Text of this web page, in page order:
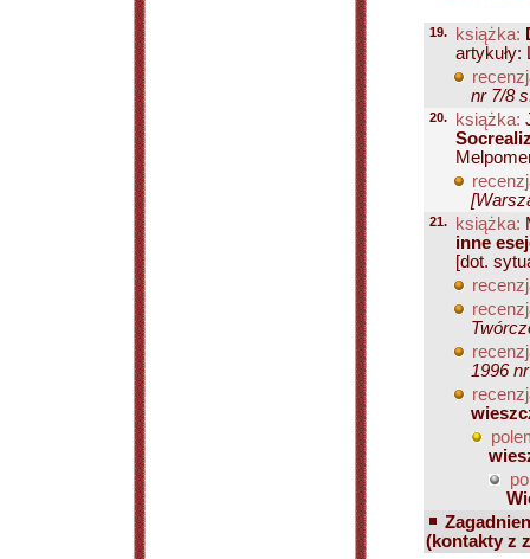
19. książka:
artykuły:
nr 7/8
20. książka:
21. książka:
inne
[dot.
1996
(kontakty z